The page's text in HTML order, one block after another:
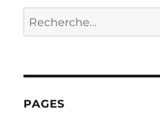
Recherche
pour :
PAGES